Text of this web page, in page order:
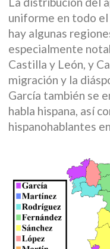
uniforme en todo
hay algunas
especialmente
Castilla y León, y
migración y la
García también se
habla hispana, así
hispanohablantes